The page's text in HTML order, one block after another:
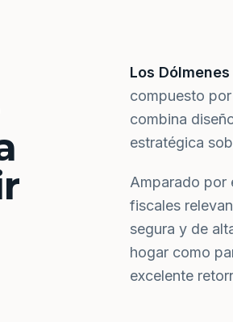
Los Dólmenes
compuesto por
combina
estratégica
Amparado por
fiscales
segura y de
hogar como
excelente